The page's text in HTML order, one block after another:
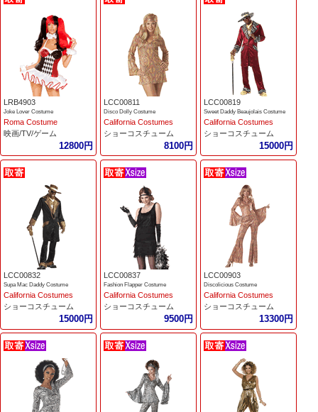
LRB4903
Joke Lover Costume
Roma Costume
映画/TV/ゲーム
12800円
LCC00811
Disco Dolly Costume
California Costumes
ショーコスチューム
8100円
LCC00819
Sweet Daddy Beaujolais Costume
California Costumes
ショーコスチューム
15000円
LCC00832
Supa Mac Daddy Costume
California Costumes
ショーコスチューム
15000円
LCC00837
Fashion Flapper Costume
California Costumes
ショーコスチューム
9500円
LCC00903
Discolicious Costume
California Costumes
ショーコスチューム
13300円